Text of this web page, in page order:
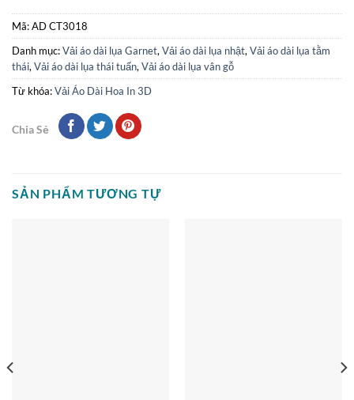
Mã:AD CT3018
Danh mục:Vải áo dài lụa Garnet, Vải áo dài lụa nhật, Vải áo dài lụa tằm
thái, Vải áo dài lụa thái tuấn, Vải áo dài lụa vân gỗ
Từ khóa:Vải Áo Dài Hoa In 3D
Chia Sẻ
SẢN PHẨM TƯƠNG TỰ